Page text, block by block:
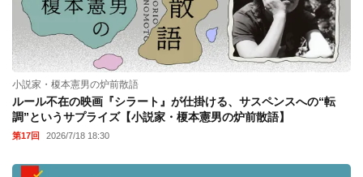
小説家・榎本憲男の炉前散語
ルール不在の映画『シラート』が仕掛ける、サスペンスへの“転
調”というサプライズ【小説家・榎本憲男の炉前散語】
第17回 2026/7/18 18:30